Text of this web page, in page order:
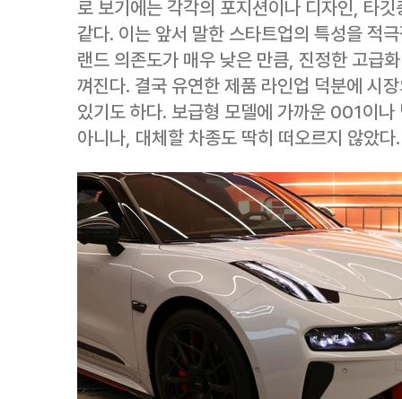
로 보기에는 각각의 포지션이나 디자인, 타
같다. 이는 앞서 말한 스타트업의 특성을 적
랜드 의존도가 매우 낮은 만큼, 진정한 고급
껴진다. 결국 유연한 제품 라인업 덕분에 시
있기도 하다. 보급형 모델에 가까운 001이
아니나, 대체할 차종도 딱히 떠오르지 않았다.